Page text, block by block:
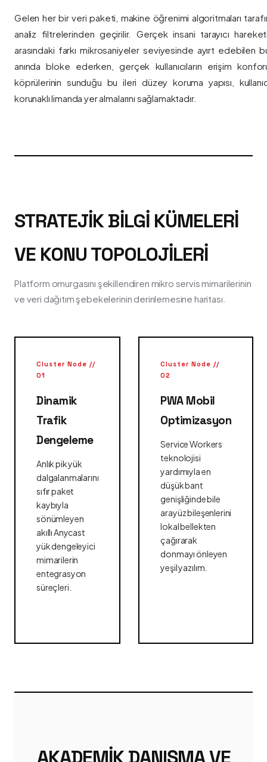
Gelen her bir veri paketi, makine öğrenimi algoritmaları
analiz filtrelerinden geçirilir. Gerçek insani tarayıcı
arasındaki farkı mikrosaniyeler seviyesinde ayırt edebilen
anında bloke ederken, gerçek kullanıcıların erişim
köprülerinin sunduğu bu ileri düzey koruma yapısı,
korunaklı limanda yer almalarını sağlamaktadır.
STRATEJIK BILGI KÜMELERI
VE KONU TOPOLOJILERI
Platform omurgasını şekillendiren mikro servis mimarilerinin
ve veri dağıtım şebekelerinin derinlemesine haritası.
Cluster Node //
01
Dinamik
Trafik
Dengeleme
Anlık pik yük
dalgalanmalarını
sıfır paket
kaybıyla
sönümleyen
akıllı Anycast
yük dengeleyici
mimarilerin
entegrasyon
süreçleri.
Cluster Node //
02
PWA Mobil
Optimizasyon
Service Workers
teknolojisi
yardımıyla en
düşük bant
genişliğinde bile
arayüz bileşenlerini
lokal bellekten
çağırarak
donmayı önleyen
yeşil yazılım.
AKADEMIK DANIŞMA VE